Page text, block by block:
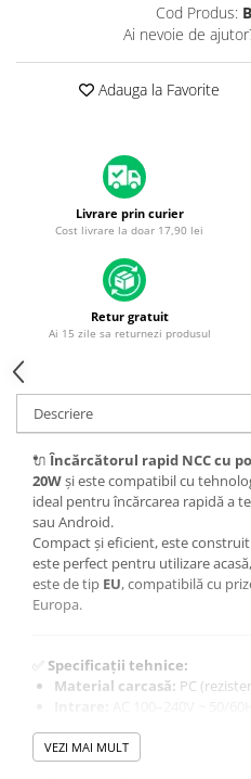
A2941 (M2 15” 2023)
A3113 (M3 13” 2024)
A3240 (M4 13” 2025)
MacBook Pro
A1286 (Unibody 15” 2008-2012)
A1297 (Unibody 17” 2009-2011)
MacBook
A1534 (Retina 12” 2015-2017)
Piese & Accesorii iPhone
iPhone 16 Pro Max
iPhone 16 Pro
iPhone 17 Pro
iPhone 15 Pro Max
iPhone 16 Plus
iPhone 17
iPhone 15 Pro
iPhone 16
iPhone 15 Plus
iPhone 14 Pro Max
iPhone 14 Plus
Cod Produs:
Ai nevoie de
Adauga la Favorite
Livrare prin curier
Cost livrare la doar 17,90 lei
Retur gratuit
Ai 15 zile sa returnezi produsul
Descriere
🔌Încărcătorul rapid NCC cu
20Wși este compatibil cu
ideal pentru încărcarea rapidă a
sau Android.
Compact și eficient, este
este perfect pentru utilizare
este de tip EU, compatibilă cu
Europa.
✅ Specificații tehnice:
Material carcasă: PC
5V / 3A
9V / 2.22A
VEZI MAI MULT